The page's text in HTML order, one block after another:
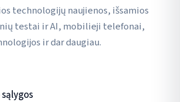
technologijų naujienos, išsamios
testai ir AI, mobilieji telefonai,
ir dar daugiau.